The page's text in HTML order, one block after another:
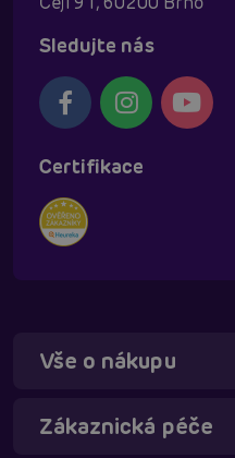
Sledujte nás
Certifikace
Vše o nákupu
Zákaznická péče